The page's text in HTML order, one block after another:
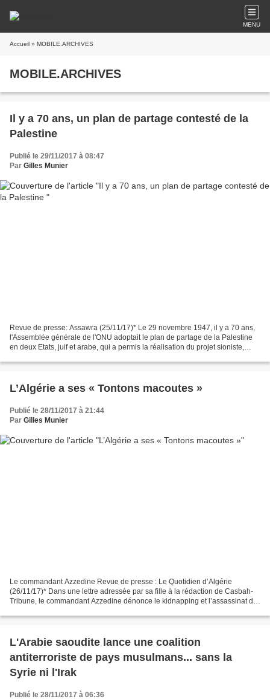
MENU
Accueil » MOBILE.ARCHIVES
MOBILE.ARCHIVES
Il y a 70 ans, un plan de partage contesté de la
Palestine
Publié le 29/11/2017 à 08:47
Par Gilles Munier
Revue de presse: Assawra (25/11/17)* Le 29 novembre 1947, il y a 70 ans,
l'Assemblée générale de l'ONU adoptait le plan de partage de la Palestine
en deux Etats, juif et arabe, qui a permis la réalisation du projet sioniste,
L’Algérie a ses « Tontons macoutes »
Publié le 28/11/2017 à 21:44
Par Gilles Munier
Le commandant Azzedine Revue de presse : Le Quotidien d’Algérie
(26/11/17)* Dans une lettre adressée par sa fille à la rédaction de Casbah-
Tribune, le commandant Azzedine dénonce le kidnapping et l’assassinat de
L'Arabie saoudite lance une coalition
antiterroriste de pays musulmans... sans la
Syrie ni l'Irak
Publié le 28/11/2017 à 06:36